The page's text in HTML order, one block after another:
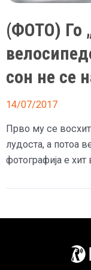
(ФОТО) Го
сон не се
14/07/2017
Прво му се
лудоста, а потоа
фотографија е хит